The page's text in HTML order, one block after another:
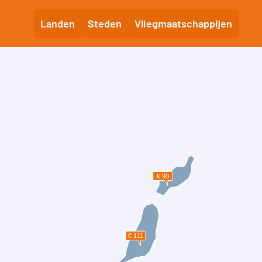
Landen Steden Vliegmaatschappijen